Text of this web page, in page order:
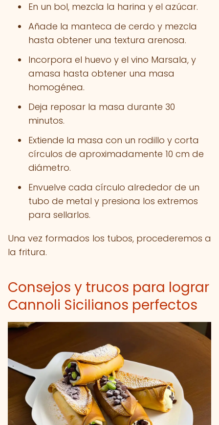
En un bol, mezcla la harina y el azúcar.
Añade la manteca de cerdo y mezcla
hasta obtener una textura arenosa.
Incorpora el huevo y el vino Marsala, y
amasa hasta obtener una masa
homogénea.
Deja reposar la masa durante 30
minutos.
Extiende la masa con un rodillo y corta
círculos de aproximadamente 10 cm de
diámetro.
Envuelve cada círculo alrededor de un
tubo de metal y presiona los extremos
para sellarlos.
Una vez formados los tubos, procederemos a
la fritura.
Consejos y trucos para lograr
Cannoli Sicilianos perfectos